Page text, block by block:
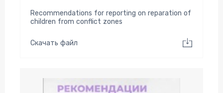
Recommendations for reporting on reparation of
children from conflict zones
Скачать файл